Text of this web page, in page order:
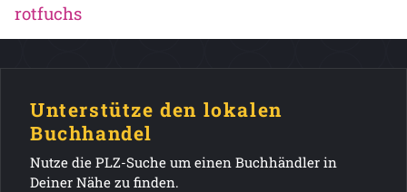
rotfuchs
Unterstütze den lokalen
Buchhandel
Nutze die PLZ-Suche um einen Buchhändler in
Deiner Nähe zu finden.